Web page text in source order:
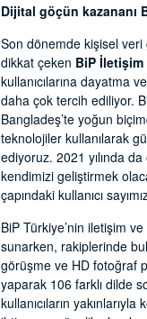
Dijital göçün kazananı
Son dönemde kişisel veri
dikkat çeken BiP
kullanıcılarına dayatma
daha çok tercih ediliyor.
Bangladeş’te yoğun
teknolojiler kullanılarak
ediyoruz. 2021 yılında
kendimizi geliştirmek
çapındaki kullanıcı
BiP Türkiye’nin iletişim
sunarken, rakiplerinde
görüşme ve HD fotoğraf
yaparak 106 farklı dilde
kullanıcıların